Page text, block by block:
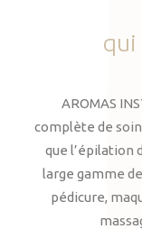
qui
AROMAS
complète de
que l’épilation
large gamme
pédicure,